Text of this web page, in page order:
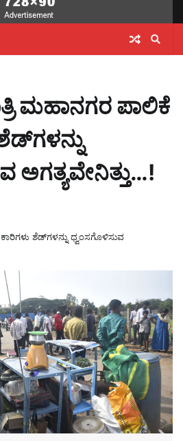
ಮಹಾನಗರ ಪಾಲಿಕೆ
ಅಗತ್ಯವೇನಿತ್ತು…!
ಶೆಡ್‌ಗಳನ್ನು ಧ್ವಂಸಗೊಳಿಸುವ